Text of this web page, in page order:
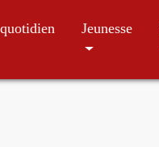
Jeunesse